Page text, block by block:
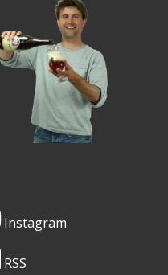
Instagram
RSS